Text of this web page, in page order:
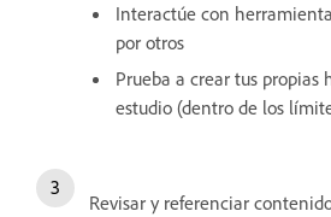
Interactúe con
por otros
Prueba a crear tus propias
estudio (dentro de los
Revisar y referenciar